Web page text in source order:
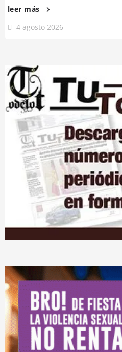
leer más
4 agosto 2026